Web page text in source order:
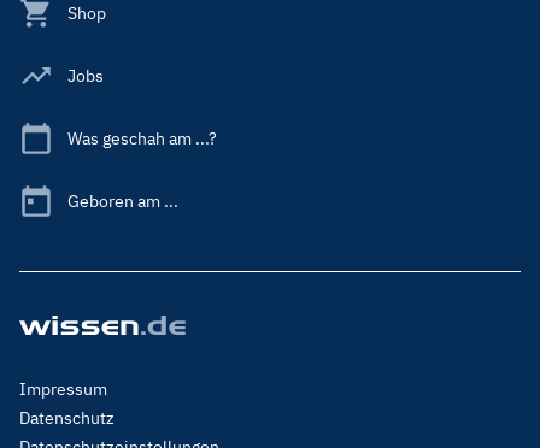
Shop
Jobs
Was geschah am ...?
Geboren am ...
Footer
Menu
Impressum
Datenschutz